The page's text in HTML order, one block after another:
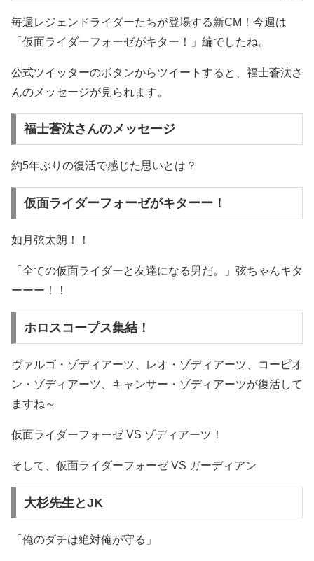
毎週レジェンドライダーたちが登場する新CM！今週は
「仮面ライダーフォーゼがキター！」編でしたね。
公式ツイッターのボタンからツイートすると、福士蒼汰さ
んのメッセージが見られます。
福士蒼汰さんのメッセージ
約5年ぶりの復活で感じた思いとは？
仮面ライダーフォーゼがキターー！
如月弦太朗！！
「全ての仮面ライダーと友達になる男だ。」弦ちゃんキタ
ーーー！！
ホロスコープス集結！
ヴァルゴ・ゾディアーツ、レオ・ゾディアーツ、コーピオ
ン・ゾディアーツ、キャンサー・ゾディアーツが復活して
ますね～
仮面ライダーフォーゼ VS ゾディアーツ！
そして、仮面ライダーフォーゼ VS ガーディアン
大杉先生とJK
「俺のダチは絶対俺が守る」